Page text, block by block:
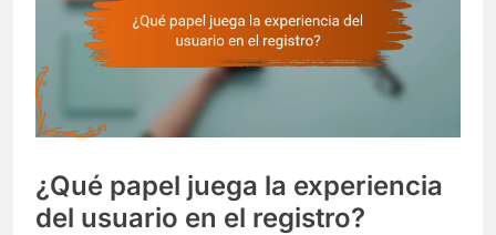
¿Qué papel juega la experiencia
del usuario en el registro?